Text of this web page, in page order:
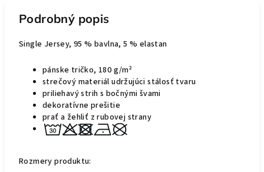
Podrobný popis
Single Jersey, 95 % bavlna, 5 % elastan
pánske tričko, 180 g/m²
strečový materiál udržujúci stálosť tvaru
priliehavý strih s bočnými švami
dekoratívne prešitie
prať a žehliť z rubovej strany
Rozmery produktu: